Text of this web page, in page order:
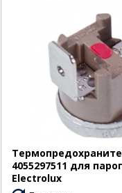
4055297511 для
Electrolux